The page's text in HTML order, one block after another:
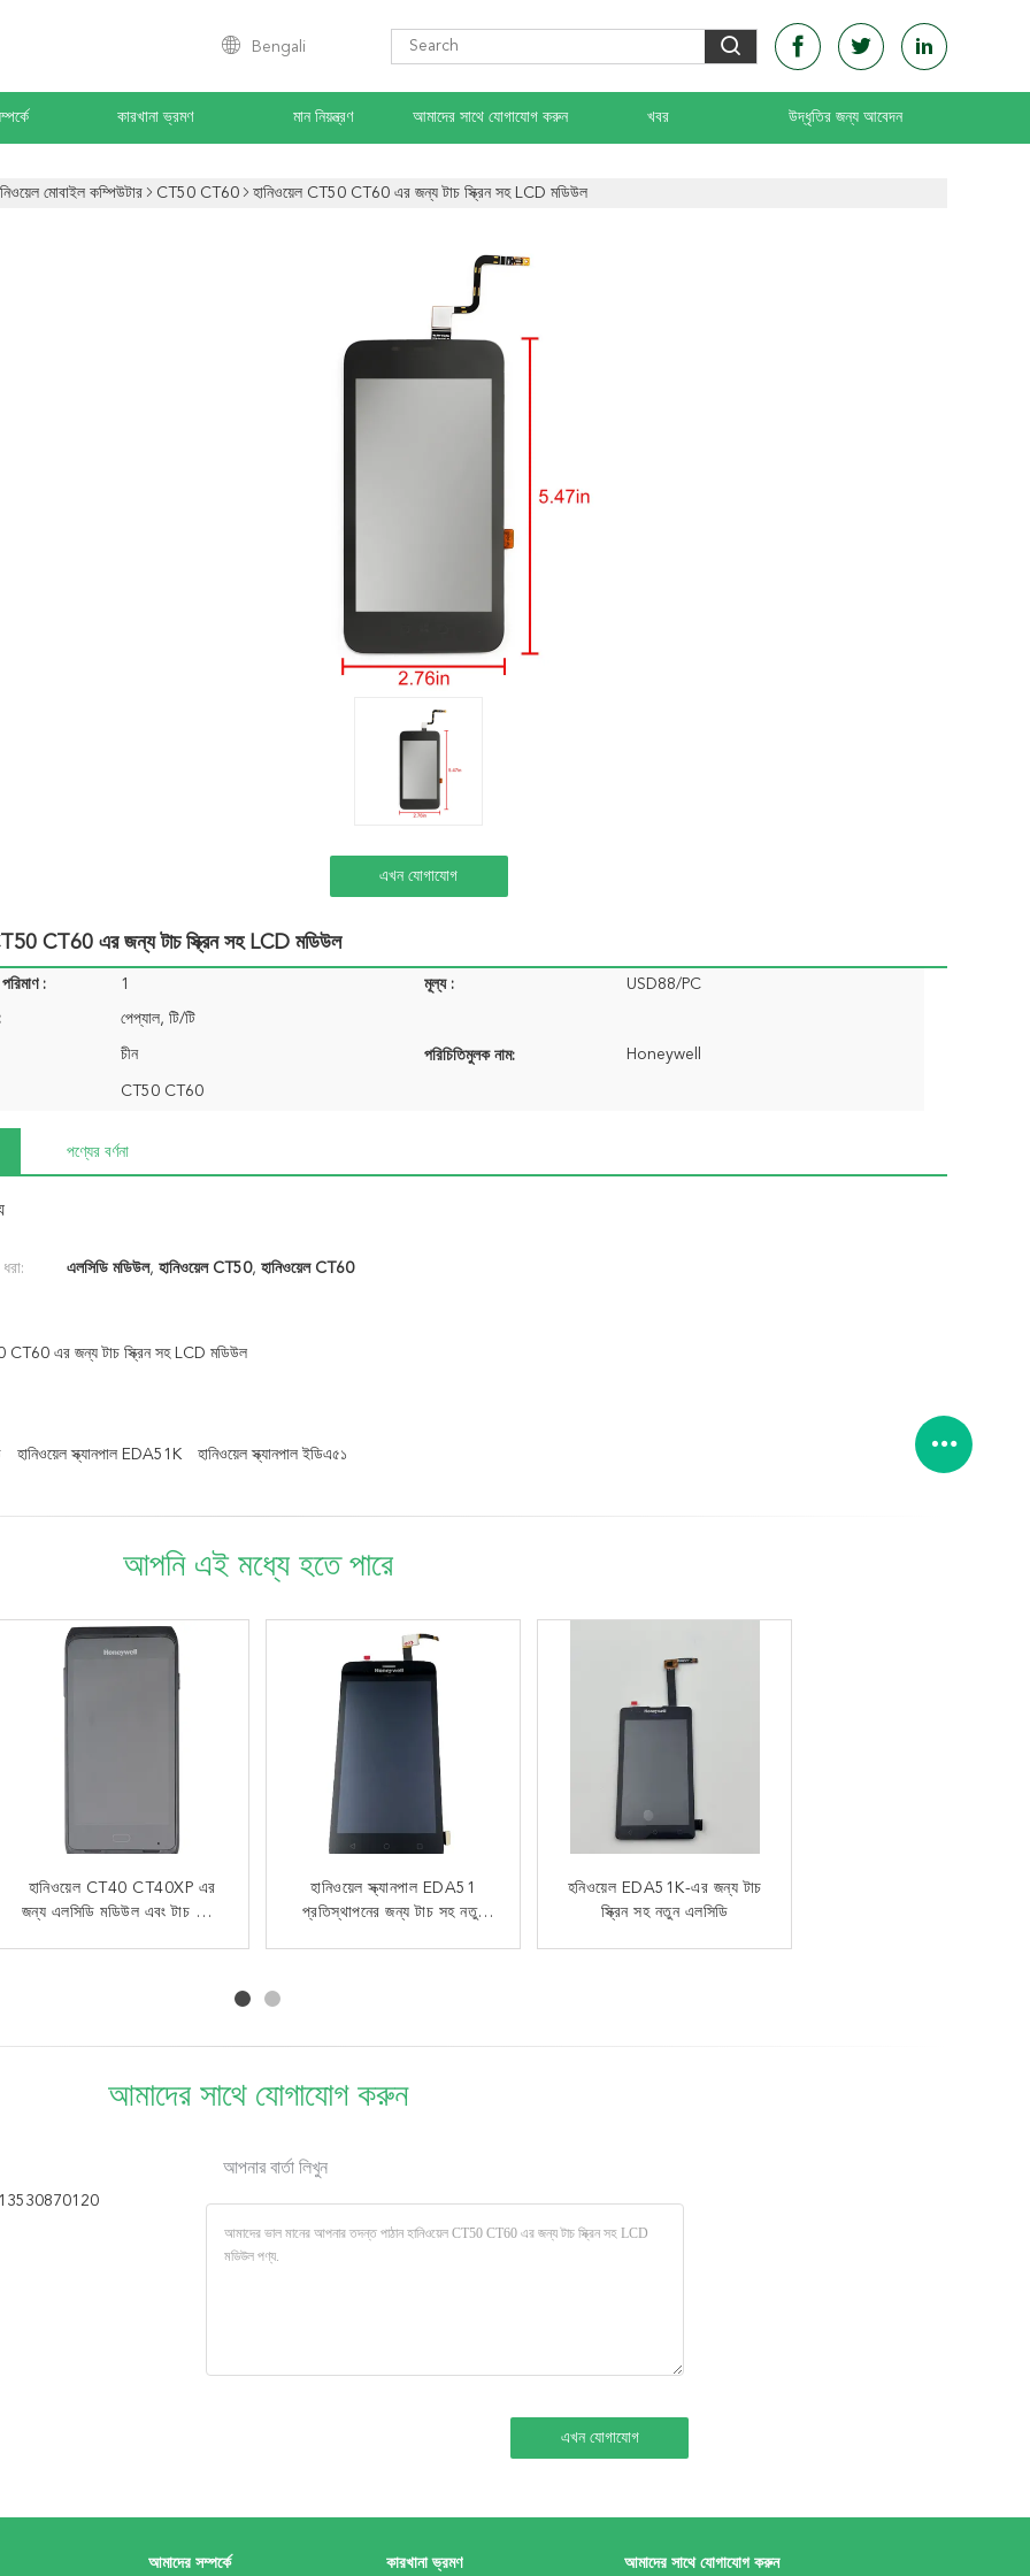
Bengali
কারখানা ভ্রমণ মান নিয়ন্ত্রণ আমাদের সাথে যোগাযোগ করুন খবর উদ্ধৃতির জন্য আবেদন
মোবাইল কম্পিউটার CT50 CT60 হানিওয়েল CT50 CT60 এর জন্য টাচ স্ক্রিন সহ LCD মডিউল
এখন যোগাযোগ
CT60 এর জন্য টাচ স্ক্রিন সহ LCD মডিউল
: 1 মূল্য : USD88/PC
পেপ্যাল, টি/টি
চীন পরিচিতিমুলক নাম: Honeywell
CT50 CT60
পণ্যের বর্ণনা
এলসিডি মডিউল,হানিওয়েল CT50,হানিওয়েল CT60
CT60 এর জন্য টাচ স্ক্রিন সহ LCD মডিউল
হানিওয়েল স্ক্যানপাল EDA51K হানিওয়েল স্ক্যানপাল ইডিএ৫১
আপনি এই মধ্যে হতে পারে
হানিওয়েল CT40 CT40XP এর
জন্য এলসিডি মডিউল এবং টাচ স্ক্রিন
হানিওয়েল স্ক্যানপাল EDA51
প্রতিস্থাপনের জন্য টাচ সহ নতুন
হনিওয়েল EDA51K-এর জন্য টাচ
স্ক্রিন সহ নতুন এলসিডি
হনিওয়েল EDA52 EDA56 এর
জন্য এলসিডি টাচ স্ক্রিন সহ ফ্রন্ট
OEM 51 কী কীপ্যাড ওভারলে
For Intermec CK65
38 কী কীপ্যাড ইন্টারমেক স্ক্যানারের
জন্য সংখ্যাসূচক বেজেল প্রতিস্থাপন
আমাদের সাথে যোগাযোগ করুন
আপনার বার্তা লিখুন
আমাদের সম্পর্কে কারখানা ভ্রমণ আমাদের সাথে যোগাযোগ করুন